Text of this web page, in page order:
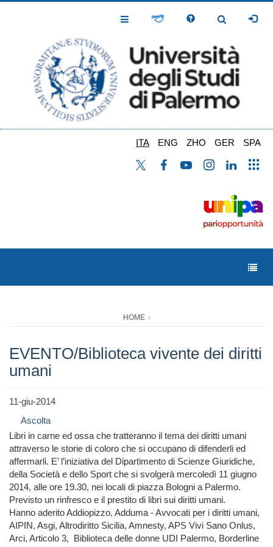
Toggle
Toggle
ITA ENG ZHO GER SPA
HOME
EVENTO/Biblioteca vivente dei diritti
umani
11-giu-2014
Ascolta
Libri in carne ed ossa che tratteranno il tema dei diritti umani
attraverso le storie di coloro che si occupano di difenderli ed
affermarli. E’ l’iniziativa del Dipartimento di Scienze Giuridiche,
della Società e dello Sport che si svolgerà mercoledì 11 giugno
2014, alle ore 19.30, nei locali di piazza Bologni a Palermo.
Previsto un rinfresco e il prestito di libri sui diritti umani.
Hanno aderito Addiopizzo, Adduma - Avvocati per i diritti umani,
AIPIN, Asgi, Altrodiritto Sicilia, Amnesty, APS Vivi Sano Onlus,
Arci, Articolo 3, Biblioteca delle donne UDI Palermo, Borderline